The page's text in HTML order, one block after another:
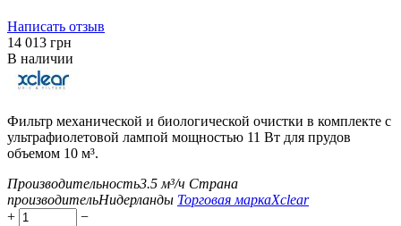
Написать отзыв
‍14 013‍ грн
В наличии
Фильтр механической и биологической очистки в комплекте с
ультрафиолетовой лампой мощностью 11 Вт для прудов
объемом 10 м³.
Производительность3.5 м³/ч Страна
производительНидерланды Торговая маркаXclear
+
−